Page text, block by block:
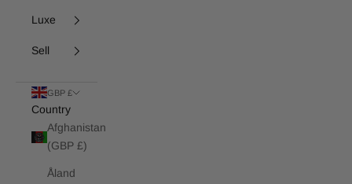
Luxe
Sell
GBP £
Country
Afghanistan
(GBP £)
Åland